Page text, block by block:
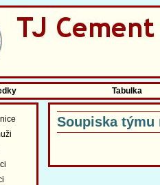
Tabulka
Soupiska